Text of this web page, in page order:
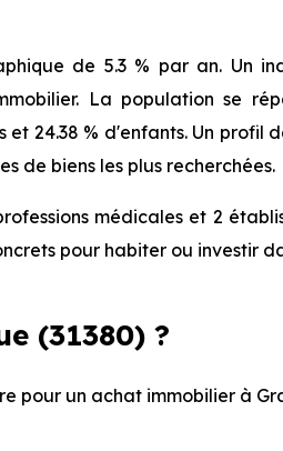
de 5.3 % par an. Un
La population se
et 24.38 % d'enfants. Un profil
de biens les plus recherchées.
médicales et 2
pour habiter ou investir
(31380) ?
pour un achat immobilier à